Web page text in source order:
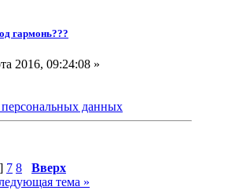
гармонь???
2016, 09:24:08 »
данных
] 7 8
Вверх
тема »